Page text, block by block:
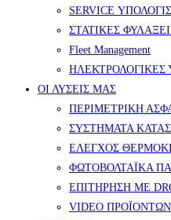
SERVICE
ΣΤΑΤΙΚΕΣ
Fleet Management
ΗΛΕΚΤΡΟΛΟΓΙΚΕΣ
ΟΙ ΛΥΣΕΙΣ ΜΑΣ
ΠΕΡΙΜΕΤΡΙΚΗ
ΣΥΣΤΗΜΑΤΑ
ΕΛΕΓΧΟΣ
ΦΩΤΟΒΟΛΤΑΪΚΑ
ΕΠΙΤΗΡΗΣΗ ΜΕ
VIDEO ΠΡΟΪΟΝΤΩΝ